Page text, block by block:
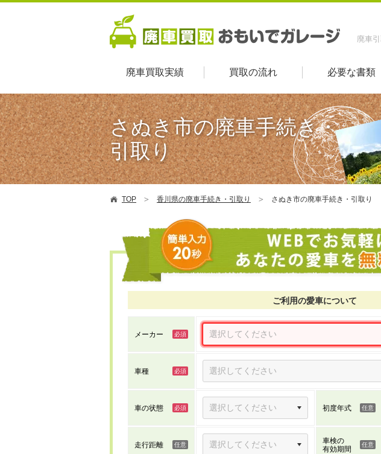
廃車
廃車買取実績 買取の流れ 必要な書類
さぬき市の廃車手続き・
引取り
TOP 香川県の廃車手続き・引取り さぬき市の廃車手続き・引取り
ご利用の愛車について
メーカー
車種
車の状態 初度年式
走行距離
車検の
有効期間